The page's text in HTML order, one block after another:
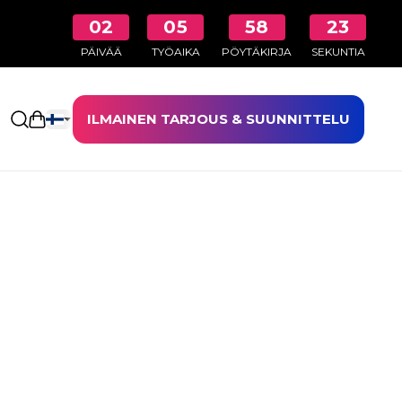
02
PÄIVÄÄ
05
TYÖAIKA
58
PÖYTÄKIRJA
23
SEKUNTIA
Avaa ostoskoriILMAINEN TARJOUS & SUUNNITTELU